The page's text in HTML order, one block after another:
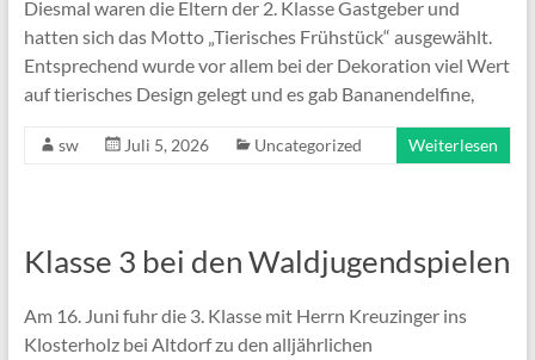
Diesmal waren die Eltern der 2. Klasse Gastgeber und
hatten sich das Motto „Tierisches Frühstück“ ausgewählt.
Entsprechend wurde vor allem bei der Dekoration viel Wert
auf tierisches Design gelegt und es gab Bananendelfine,
sw Juli 5, 2026 Uncategorized Weiterlesen
Klasse 3 bei den Waldjugendspielen
Am 16. Juni fuhr die 3. Klasse mit Herrn Kreuzinger ins
Klosterholz bei Altdorf zu den alljährlichen